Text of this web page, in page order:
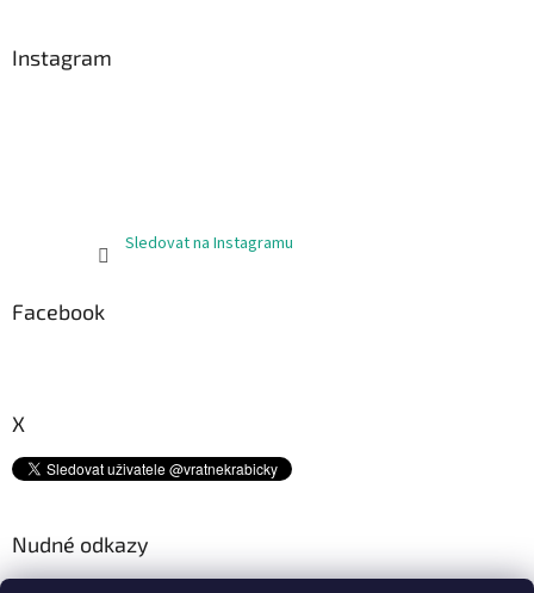
Instagram
Sledovat na Instagramu
Facebook
X
Nudné odkazy